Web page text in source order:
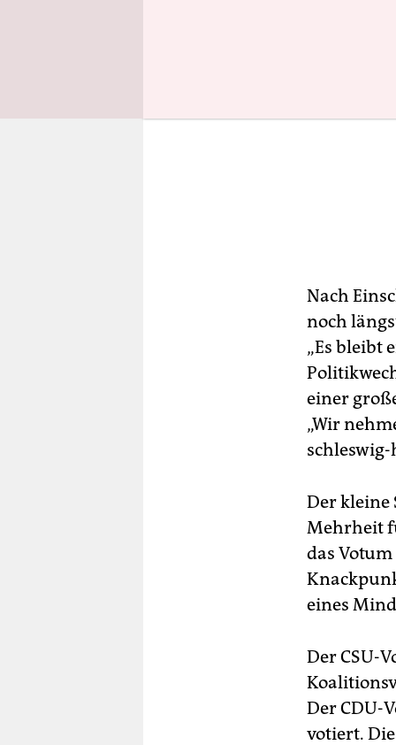
Nach
noch
„Es bleibt
einer
„Wir
schleswig-
Der kleine
Mehrheit
das
eines
Der CSU-
Der CDU-
votiert.